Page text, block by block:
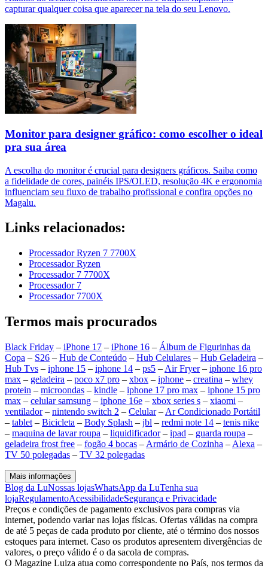
capturar qualquer coisa que aparecer na tela do seu Lenovo.
Monitor para designer gráfico: como escolher o ideal
pra sua área
A escolha do monitor é crucial para designers gráficos. Saiba como
a fidelidade de cores, painéis IPS/OLED, resolução 4K e ergonomia
influenciam seu fluxo de trabalho profissional e confira opções no
Magalu.
Links relacionados:
Processador Ryzen 7 7700X
Processador Ryzen
Processador 7 7700X
Processador 7
Processador 7700X
Termos mais procurados
Black Friday – iPhone 17 – iPhone 16 – Álbum de Figurinhas da
Copa – S26 – Hub de Conteúdo – Hub Celulares – Hub Geladeira –
Hub Tvs – iphone 15 – iphone 14 – ps5 – Air Fryer– iphone 16 pro
max – geladeira – poco x7 pro – xbox – iphone – creatina – whey
protein – microondas – kindle – iphone 17 pro max – iphone 15 pro
max – celular samsung – iphone 16e – xbox series s – xiaomi –
ventilador– nintendo switch 2 – Celular– Ar Condicionado Portátil
– tablet – Bicicleta – Body Splash – jbl – redmi note 14 – tenis nike
– maquina de lavar roupa – liquidificador– ipad – guarda roupa –
geladeira frost free – fogão 4 bocas – Armário de Cozinha – Alexa –
TV 50 polegadas – TV 32 polegadas
Mais informações
Blog da LuNossas lojasWhatsApp da LuTenha sua
lojaRegulamentoAcessibilidadeSegurança e Privacidade
Preços e condições de pagamento exclusivos para compras via
internet, podendo variar nas lojas físicas. Ofertas válidas na compra
de até 5 peças de cada produto por cliente, até o término dos nossos
estoques para internet. Caso os produtos apresentem divergências de
valores, o preço válido é o da sacola de compras.
O Magazine Luiza atua como correspondente no País, nos termos da